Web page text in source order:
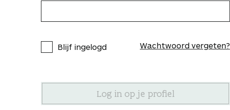
Blijf ingelogd Wachtwoord vergeten?